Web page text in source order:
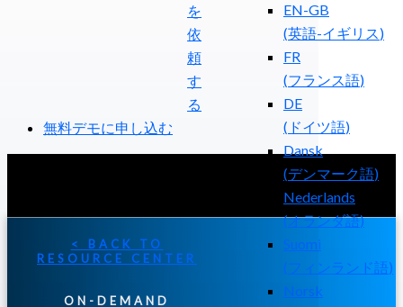
EN-GB
(英語-イギリス)
FR
(フランス語)
DE
( ドイツ語)
Dansk
(デンマーク語)
Nederlands
(オランダ語)
Suomi
(フィンランド語)
Norsk
を
依
頼
す
る
無料デモに申し込む
< BACK TO
RESOURCE CENTER
ON-DEMAND